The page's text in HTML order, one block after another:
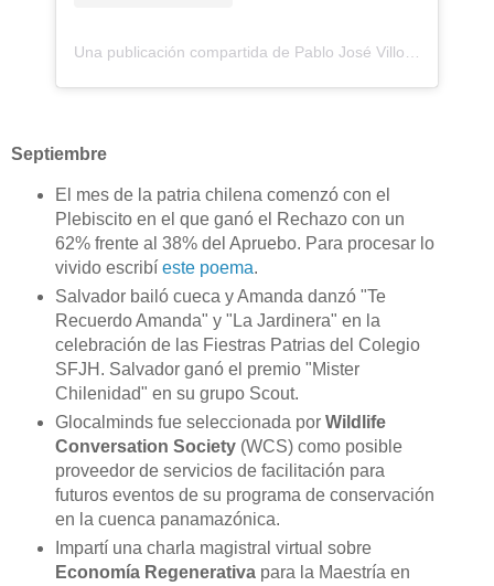
Septiembre
El mes de la patria chilena comenzó con el
Plebiscito en el que ganó el Rechazo con un
62% frente al 38% del Apruebo. Para procesar lo
vivido escribí este poema.
Salvador bailó cueca y Amanda danzó "Te
Recuerdo Amanda" y "La Jardinera" en la
celebración de las Fiestras Patrias del Colegio
SFJH. Salvador ganó el premio "Mister
Chilenidad" en su grupo Scout.
Glocalminds fue seleccionada por Wildlife
Conversation Society(WCS) como posible
proveedor de servicios de facilitación para
futuros eventos de su programa de conservación
en la cuenca panamazónica.
Impartí una charla magistral virtual sobre
Economía Regenerativapara la Maestría en